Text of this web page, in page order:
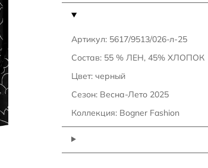
Артикул: 5617/9513/026-л-25
Состав: 55 % ЛЕН, 45% ХЛОПОК
Цвет: черный
Сезон: Весна-Лето 2025
Коллекция: Bogner Fashion